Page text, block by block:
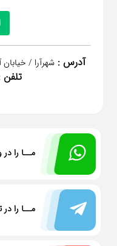
آدرس : شهرآرا /
تلفن
مــا را
مــا را در